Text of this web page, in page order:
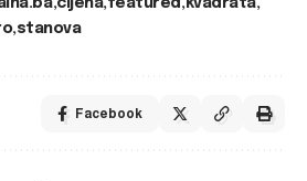
cijena featured kvadrata
stanova
Facebook